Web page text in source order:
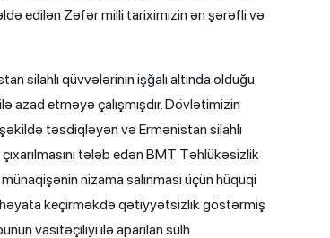
edilən Zəfər milli tariximizin ən şərəfli və
silahlı qüvvələrinin işğalı altında olduğu
azad etməyə çalışmışdır. Dövlətimizin
təsdiqləyən və Ermənistan silahlı
tələb edən BMT Təhlükəsizlik
nizama salınması üçün hüquqi
həyata keçirməkdə qətiyyətsizlik göstərmiş
vasitəçiliyi ilə aparılan sülh